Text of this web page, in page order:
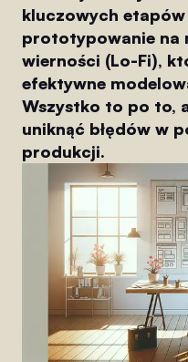
kluczowych
prototypowanie na
wierności (Lo-Fi),
efektywne
Wszystko to po to,
uniknąć błędów w
produkcji.